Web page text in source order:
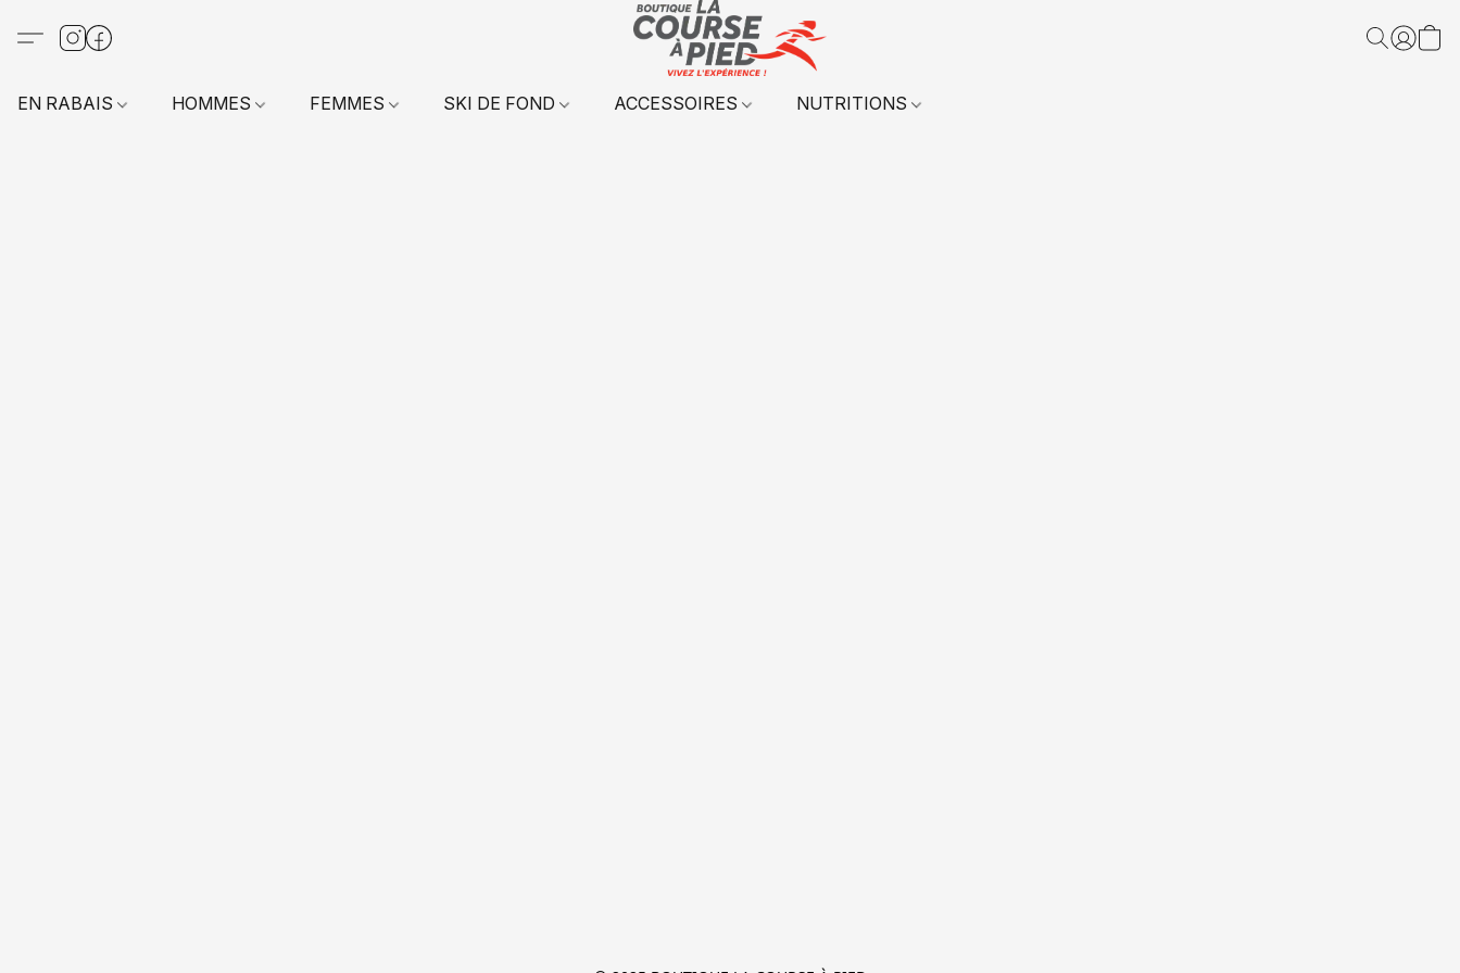
EN RABAIS HOMMES FEMMES SKI DE FOND ACCESSOIRES NUTRITIONS